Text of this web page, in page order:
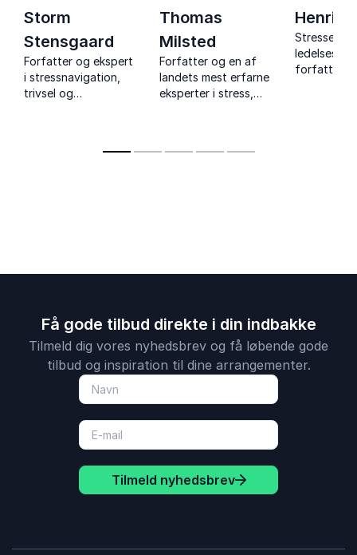
Storm
Stensgaard
Forfatter og ekspert
i stressnavigation,
trivsel og
Thomas
Milsted
Forfatter og en af
landets mest erfarne
eksperter i stress,
foredrag og flere
Henrik
forfatter
Få gode tilbud direkte i din indbakke
Tilmeld dig vores nyhedsbrev og få løbende gode
tilbud og inspiration til dine arrangementer.
Tilmeld nyhedsbrev